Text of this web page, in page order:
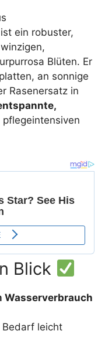
ein robuster,
Blüten. Er
an sonnige
Rasenersatz in
pflegeintensiven
Blick
Wasserverbrauch
Bedarf leicht